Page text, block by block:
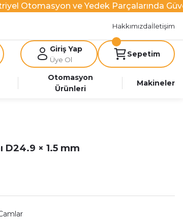
Otomasyon ve Yedek Parçalarında
Hakkımızdaİletişim
Giriş Yap
Üye Ol
Sepetim
Otomasyon
Ürünleri
Makineler
D24.9 × 1.5 mm